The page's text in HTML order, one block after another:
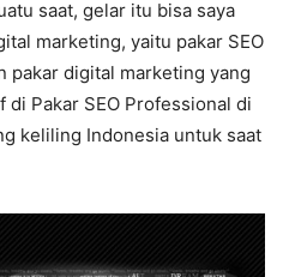
saat, gelar itu bisa saya
marketing, yaitu pakar SEO
pakar digital marketing yang
di Pakar SEO Professional di
keliling Indonesia untuk saat